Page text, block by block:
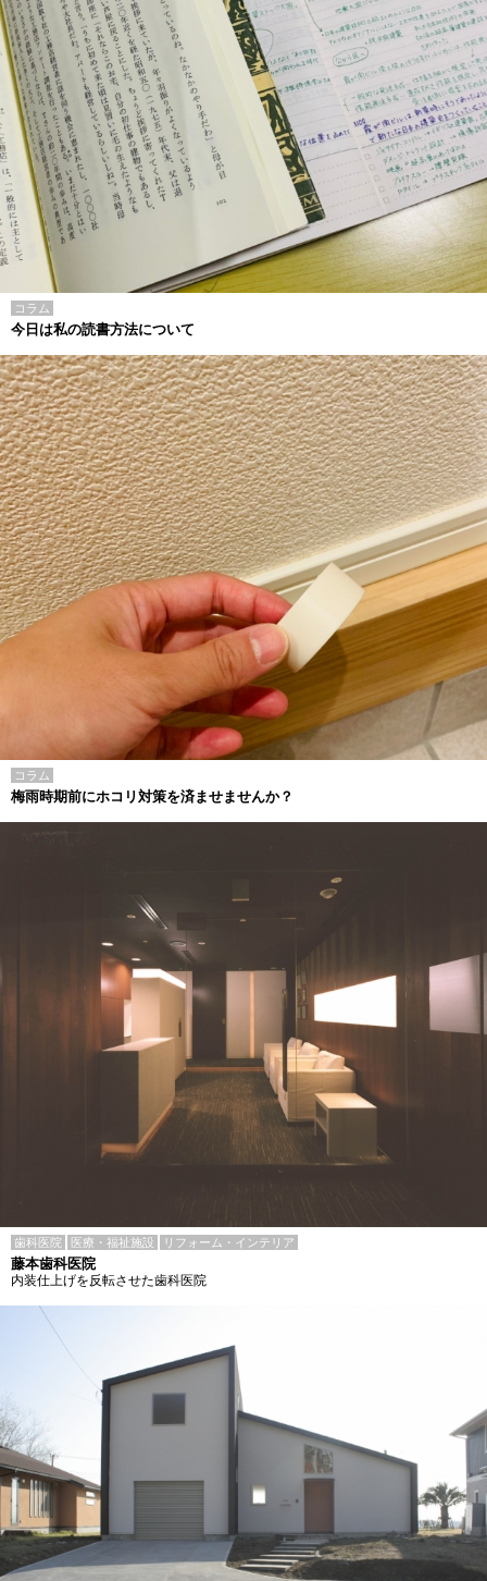
コラム
今日は私の読書方法について
コラム
梅雨時期前にホコリ対策を済ませませんか？
歯科医院 医療・福祉施設 リフォーム・インテリア
藤本歯科医院
内装仕上げを反転させた歯科医院